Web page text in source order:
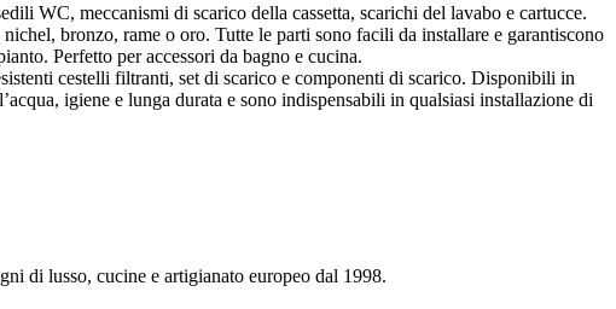
WC, meccanismi di scarico della cassetta, scarichi del lavabo e cartucce.
bronzo, rame o oro. Tutte le parti sono facili da installare e garantiscono
Perfetto per accessori da bagno e cucina.
cestelli filtranti, set di scarico e componenti di scarico. Disponibili in
igiene e lunga durata e sono indispensabili in qualsiasi installazione di
di lusso, cucine e artigianato europeo dal 1998.